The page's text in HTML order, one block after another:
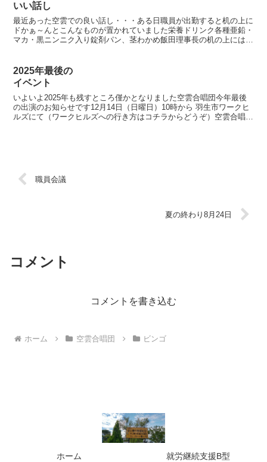
いい話し
最近あった空雲での良い話し・・・ある日職員が出勤すると机の上に
ドかぁ～んとこんなものが置かれていました栄養ドリンク各種亜鉛・
マカ・黒ニンニク入り錠剤パン、茎わかめ飯田理事長の机の上にはさ
2025年最後の
イベント
いよいよ2025年も残すところ僅かとなりました空雲合唱団今年最後
の出演のお知らせです12月14日（日曜日）10時から 羽生市ワークヒ
ルズにて（ワークヒルズへの行き方はコチラからどうぞ）空雲合唱団
職員会議
夏の終わり8月24日
コメント
コメントを書き込む
ホーム 空雲合唱団 ビンゴ
ホーム
就労継続支援B型